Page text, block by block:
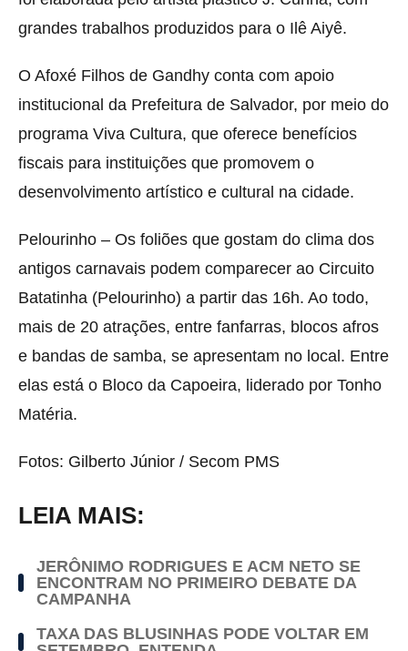
grandes trabalhos produzidos para o Ilê Aiyê.
O Afoxé Filhos de Gandhy conta com apoio
institucional da Prefeitura de Salvador, por meio do
programa Viva Cultura, que oferece benefícios
fiscais para instituições que promovem o
desenvolvimento artístico e cultural na cidade.
Pelourinho – Os foliões que gostam do clima dos
antigos carnavais podem comparecer ao Circuito
Batatinha (Pelourinho) a partir das 16h. Ao todo,
mais de 20 atrações, entre fanfarras, blocos afros
e bandas de samba, se apresentam no local. Entre
elas está o Bloco da Capoeira, liderado por Tonho
Matéria.
Fotos: Gilberto Júnior / Secom PMS
LEIA MAIS:
JERÔNIMO RODRIGUES E ACM NETO SE
ENCONTRAM NO PRIMEIRO DEBATE DA
CAMPANHA
TAXA DAS BLUSINHAS PODE VOLTAR EM